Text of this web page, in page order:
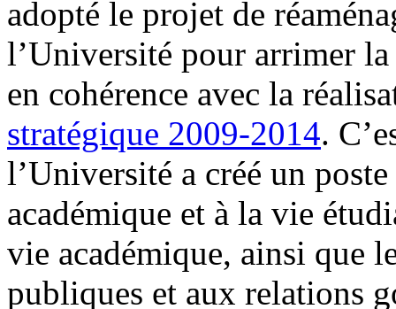
adopté le projet de
l’Université pour arrimer
en cohérence avec la
stratégique 2009-2014.
l’Université a créé un
académique et à la vie
vie académique, ainsi que
publiques et aux relations